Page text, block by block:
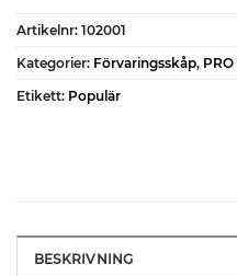
Artikelnr: 102001
Kategorier: Förvaringsskåp,
Etikett: Populär
BESKRIVNING